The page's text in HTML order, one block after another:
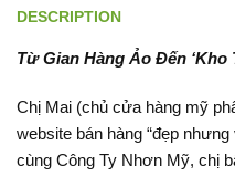
DESCRIPTION
Từ Gian Hàng Ảo Đến ‘Kho
Chị Mai (chủ cửa hàng mỹ
website bán hàng “đẹp
cùng Công Ty Nhơn Mỹ, chị